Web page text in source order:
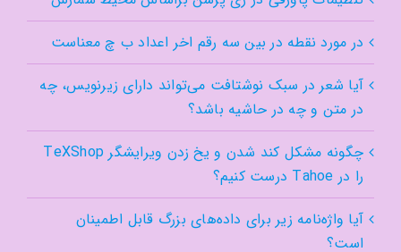
در مورد نقطه در بین سه رقم اخر اعداد ب چ معناست
آیا شعر در سبک نوشتافت می‌تواند دارای زیرنویس، چه
در متن و چه در حاشیه باشد؟
چگونه مشکل کند شدن و یخ زدن ویرایشگر TeXShop
را در Tahoe درست کنیم؟
آیا واژه‌نامه زیر برای داده‌های بزرگ قابل اطمینان
است؟